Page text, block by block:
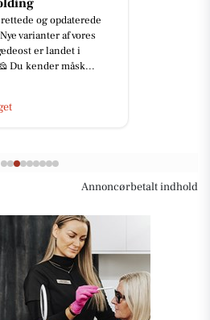
og opdaterede
varianter af vores
er landet i
Du kender måsk...
Annoncørbetalt indhold